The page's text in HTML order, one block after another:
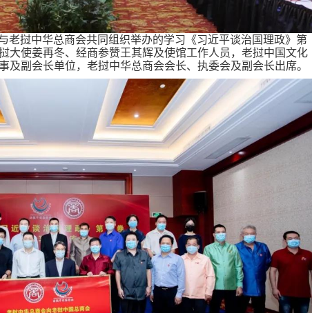
老挝中华总商会共同组织举办的学习《习近平谈治国理政》第
大使姜再冬、经商参赞王其辉及使馆工作人员，老挝中国文化
及副会长单位，老挝中华总商会会长、执委会及副会长出席。